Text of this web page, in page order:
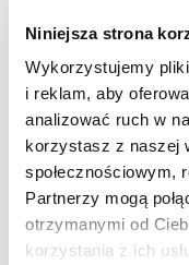
Niniejsza strona
Wykorzystujemy
i reklam, aby
analizować ruch w
korzystasz z naszej
społecznościowym,
Partnerzy mogą
otrzymanymi od
korzystania z ich